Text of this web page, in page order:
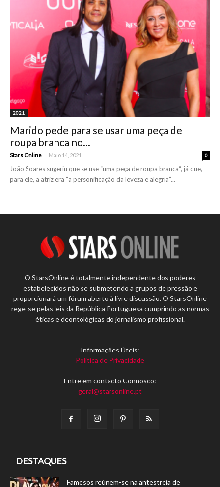
2021
Marido pede para se usar uma peça de
roupa branca no...
Stars Online - Maio 14, 2021 0
João Soares sugeriu que se use “uma peça de roupa branca“, já que,
para ele, a atriz era “a personificação da leveza e alegria“...
O StarsOnline é totalmente independente dos poderes
estabelecidos não se submetendo a grupos de pressão e
proporcionará um fórum aberto à livre discussão. O StarsOnline
rege-se pelas leis da República Portuguesa cumprindo as normas
éticas e deontológicas do jornalismo profissional.
Informações Úteis:
Política de Privacidade
Entre em contacto Connosco:
geral@starsonline.pt
DESTAQUES
Famosos reúnem-se na antestreia de